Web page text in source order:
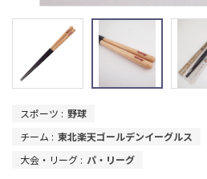
スポーツ : 野球
チーム : 東北楽天ゴールデンイーグルス
大会・リーグ : パ・リーグ